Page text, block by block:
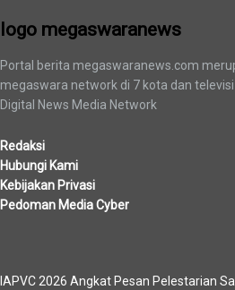
logo megaswaranews
Portal berita megaswaranews.com
megaswara network di 7 kota dan televisi
Digital News Media Network
Redaksi
Hubungi Kami
Kebijakan Privasi
Pedoman Media Cyber
IAPVC 2026 Angkat Pesan Pelestarian